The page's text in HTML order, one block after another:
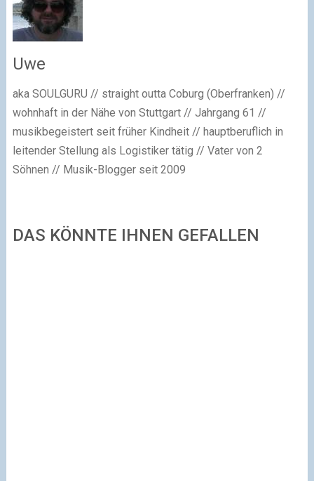
Uwe
aka SOULGURU // straight outta Coburg (Oberfranken) //
wohnhaft in der Nähe von Stuttgart // Jahrgang 61 //
musikbegeistert seit früher Kindheit // hauptberuflich in
leitender Stellung als Logistiker tätig // Vater von 2
Söhnen // Musik-Blogger seit 2009
DAS KÖNNTE IHNEN GEFALLEN